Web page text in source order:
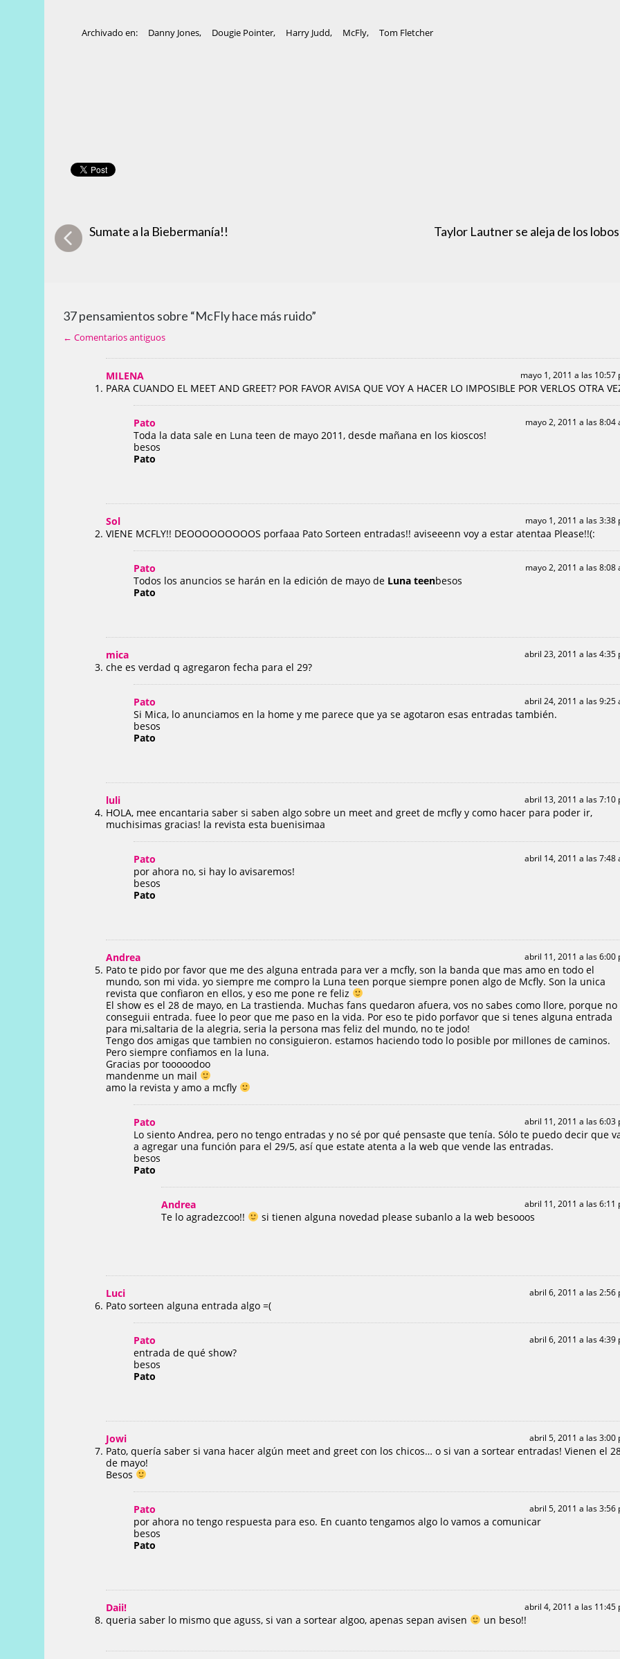
Archivado en: Danny Jones, Dougie Pointer, Harry Judd, McFly, Tom Fletcher
Sumate a la Biebermanía!! Taylor Lautner se aleja de los lobos
37 pensamientos sobre “McFly hace más ruido”
← Comentarios antiguos
MILENA mayo 1, 2011 a las 10:57
PARA CUANDO EL MEET AND GREET? POR FAVOR AVISA QUE VOY A HACER LO IMPOSIBLE POR VERLOS OTRA
Pato mayo 2, 2011 a las 8:04
Toda la data sale en Luna teen de mayo 2011, desde mañana en los kioscos!
besos
Pato
Sol mayo 1, 2011 a las 3:38
VIENE MCFLY!! DEOOOOOOOOOS porfaaa Pato Sorteen entradas!! aviseeenn voy a estar atentaa Please!!(:
Pato mayo 2, 2011 a las 8:08
Todos los anuncios se harán en la edición de mayo de Luna teenbesos
Pato
mica abril 23, 2011 a las 4:35
che es verdad q agregaron fecha para el 29?
Pato abril 24, 2011 a las 9:25
Si Mica, lo anunciamos en la home y me parece que ya se agotaron esas entradas también.
besos
Pato
luli abril 13, 2011 a las 7:10
HOLA, mee encantaria saber si saben algo sobre un meet and greet de mcfly y como hacer para poder ir,
muchisimas gracias! la revista esta buenisimaa
Pato abril 14, 2011 a las 7:48
por ahora no, si hay lo avisaremos!
besos
Pato
Andrea abril 11, 2011 a las 6:00
Pato te pido por favor que me des alguna entrada para ver a mcfly, son la banda que mas amo en todo el
mundo, son mi vida. yo siempre me compro la Luna teen porque siempre ponen algo de Mcfly. Son la unica
revista que confiaron en ellos, y eso me pone re feliz
El show es el 28 de mayo, en La trastienda. Muchas fans quedaron afuera, vos no sabes como llore, porque no
conseguii entrada. fuee lo peor que me paso en la vida. Por eso te pido porfavor que si tenes alguna entrada
para mi,saltaria de la alegria, seria la persona mas feliz del mundo, no te jodo!
Tengo dos amigas que tambien no consiguieron. estamos haciendo todo lo posible por millones de caminos.
Pero siempre confiamos en la luna.
Gracias por tooooodoo
mandenme un mail
amo la revista y amo a mcfly
Pato abril 11, 2011 a las 6:03
Lo siento Andrea, pero no tengo entradas y no sé por qué pensaste que tenía. Sólo te puedo decir que
a agregar una función para el 29/5, así que estate atenta a la web que vende las entradas.
besos
Pato
Andrea abril 11, 2011 a las 6:11
Te lo agradezcoo!! si tienen alguna novedad please subanlo a la web besooos
Luci abril 6, 2011 a las 2:56
Pato sorteen alguna entrada algo =(
Pato abril 6, 2011 a las 4:39
entrada de qué show?
besos
Pato
Jowi abril 5, 2011 a las 3:00
Pato, quería saber si vana hacer algún meet and greet con los chicos… o si van a sortear entradas! Vienen el
de mayo!
Besos
Pato abril 5, 2011 a las 3:56
por ahora no tengo respuesta para eso. En cuanto tengamos algo lo vamos a comunicar
besos
Pato
Daii! abril 4, 2011 a las 11:45
queria saber lo mismo que aguss, si van a sortear algoo, apenas sepan avisen un beso!!